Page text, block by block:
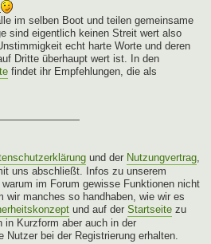
im selben Boot und teilen gemeinsame
sind eigentlich keinen Streit wert also
echt harte Worte und deren
Dritte überhaupt wert ist. In den
findet ihr Empfehlungen, die als
und der Nutzungvertrag,
uns abschließt. Infos zu unserem
im Forum gewisse Funktionen nicht
wir manches so handhaben, wie wir es
und auf der Startseite zu
in Kurzform aber auch in der
Nutzer bei der Registrierung erhalten.